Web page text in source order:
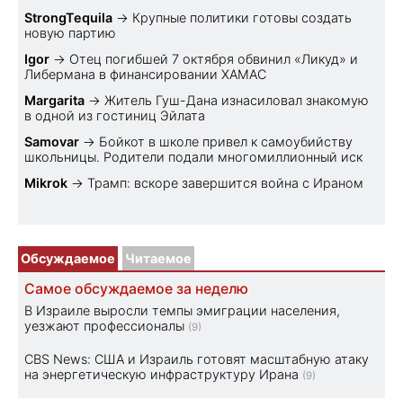
StrongTequila → Крупные политики готовы создать
новую партию
Igor → Отец погибшей 7 октября обвинил «Ликуд» и
Либермана в финансировании ХАМАС
Margarita → Житель Гуш-Дана изнасиловал знакомую
в одной из гостиниц Эйлата
Samovar → Бойкот в школе привел к самоубийству
школьницы. Родители подали многомиллионный иск
Mikrok → Трамп: вскоре завершится война с Ираном
Обсуждаемое Читаемое
Самое обсуждаемое за неделю
В Израиле выросли темпы эмиграции населения,
уезжают профессионалы (9)
CBS News: США и Израиль готовят масштабную атаку
на энергетическую инфраструктуру Ирана (9)